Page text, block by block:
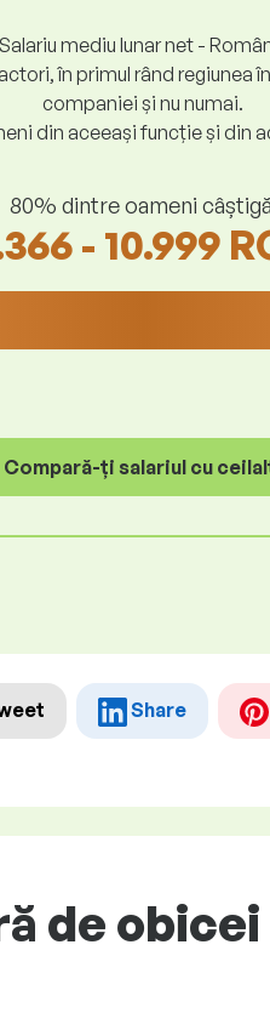
Salariu mediu lunar net -
în primul rând regiunea
companiei și nu numai.
din aceeași funcție și din
80% dintre oameni
- 10.999
Compară-ți salariul cu
Share
de